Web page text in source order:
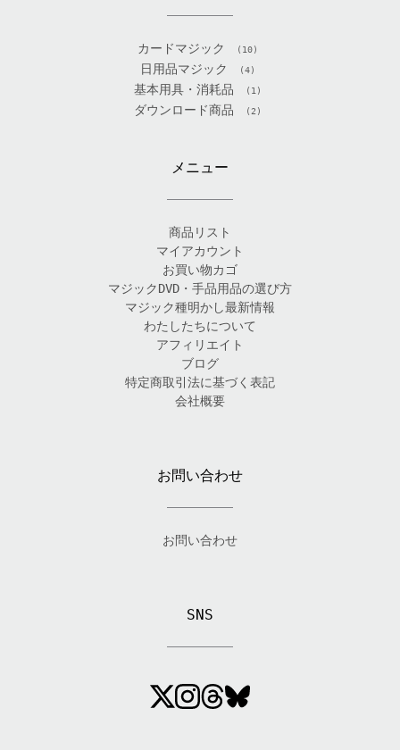
カードマジック (10)
日用品マジック (4)
基本用具・消耗品 (1)
ダウンロード商品 (2)
メニュー
商品リスト
マイアカウント
お買い物カゴ
マジックDVD・手品用品の選び方
マジック種明かし最新情報
わたしたちについて
アフィリエイト
ブログ
特定商取引法に基づく表記
会社概要
お問い合わせ
お問い合わせ
SNS